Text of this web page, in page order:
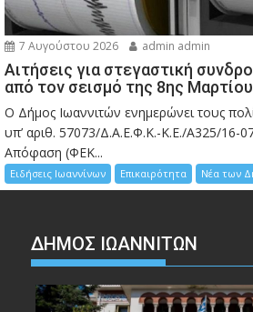
7 Αυγούστου 2026 admin admin
Αιτήσεις για στεγαστική
από τον σεισμό της 8ης Μαρτίου
Ο Δήμος Ιωαννιτών ενημερώνει τους
υπ’ αριθ. 57073/Δ.Α.Ε.Φ.Κ.-Κ.Ε./Α325/16-
Απόφαση (ΦΕΚ...
Ειδήσεις Ιωαννίνων Επικαιρότητα Νέα των
ΔΗΜΟΣ ΙΩΑΝΝΙΤΩΝ